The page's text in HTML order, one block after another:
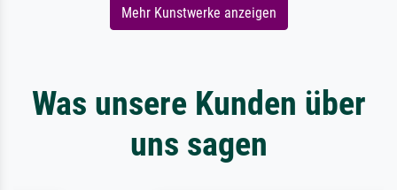
Mehr Kunstwerke anzeigen
Was unsere Kunden über
uns sagen